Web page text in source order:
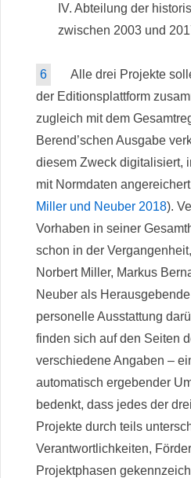
IV. Abteilung der
zwischen 2003 und
6
Alle drei Projekte
der Editionsplattform
zugleich mit dem
Berend’schen Ausgabe
diesem Zweck digitalisiert,
mit Normdaten
Miller und Neuber 2018).
Vorhaben in seiner
schon in der
Norbert Miller, Markus
Neuber als
personelle Ausstattung
finden sich auf den Seiten
verschiedene Angaben –
automatisch ergebender
bedenkt, dass jedes der
Projekte durch teils
Verantwortlichkeiten,
Projektphasen